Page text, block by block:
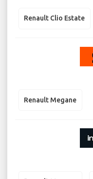
Renault Clio Estate
Renault Megane